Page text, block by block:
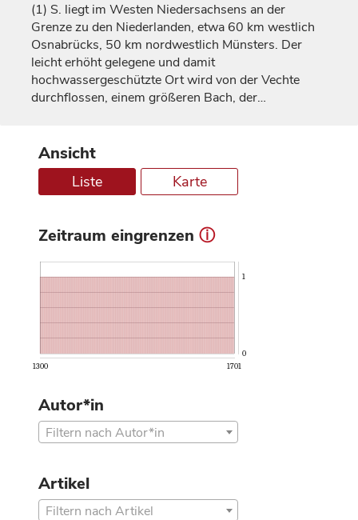
(1) S. liegt im Westen Niedersachsens an der
Grenze zu den Niederlanden, etwa 60 km westlich
Osnabrücks, 50 km nordwestlich Münsters. Der
leicht erhöht gelegene und damit
hochwassergeschützte Ort wird von der Vechte
durchflossen, einem größeren Bach, der…
Ansicht
Liste Karte
Zeitraum eingrenzen ⓘ
1300 1701
0
1
Autor*in
Filtern nach Autor*in
Artikel
Filtern nach Artikel